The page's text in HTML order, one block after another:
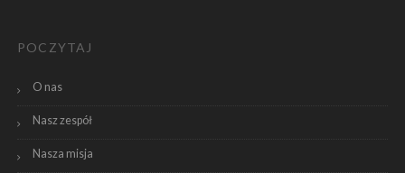
POCZYTAJ
O nas
Nasz zespół
Nasza misja